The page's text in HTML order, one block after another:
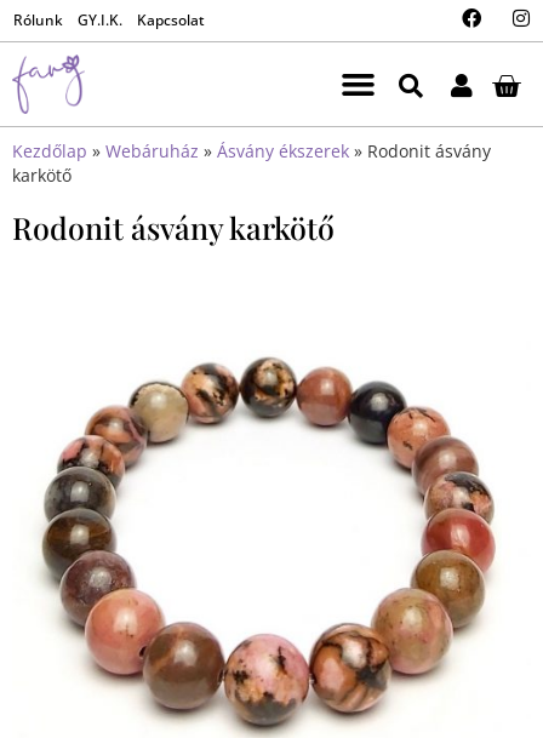
Rólunk GY.I.K. Kapcsolat
Kezdőlap » Webáruház » Ásvány ékszerek » Rodonit ásvány
karkötő
Rodonit ásvány karkötő